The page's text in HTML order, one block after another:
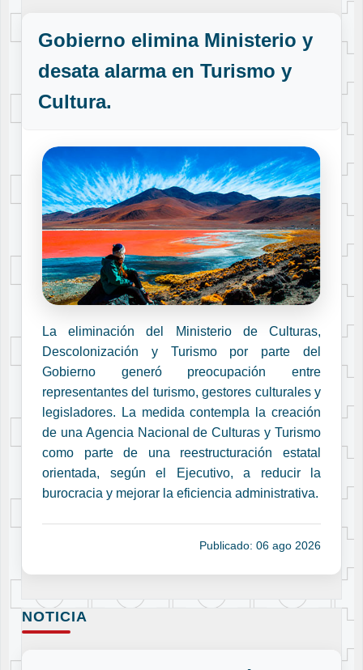
Gobierno elimina Ministerio y
desata alarma en Turismo y
Cultura.
La eliminación del Ministerio de Culturas,
Descolonización y Turismo por parte del
Gobierno generó preocupación entre
representantes del turismo, gestores culturales y
legisladores. La medida contempla la creación
de una Agencia Nacional de Culturas y Turismo
como parte de una reestructuración estatal
orientada, según el Ejecutivo, a reducir la
burocracia y mejorar la eficiencia administrativa.
Publicado: 06 ago 2026
NOTICIA